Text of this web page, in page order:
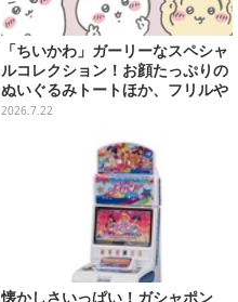
「ちいかわ」ガーリーなスペシャ
ルコレクション！お顔たっぷりの
ぬいぐるみトートほか、フリルや
リボンが可愛いTシャツなどが発
2026.7.22
懐かしさいっぱい！ガシャポン